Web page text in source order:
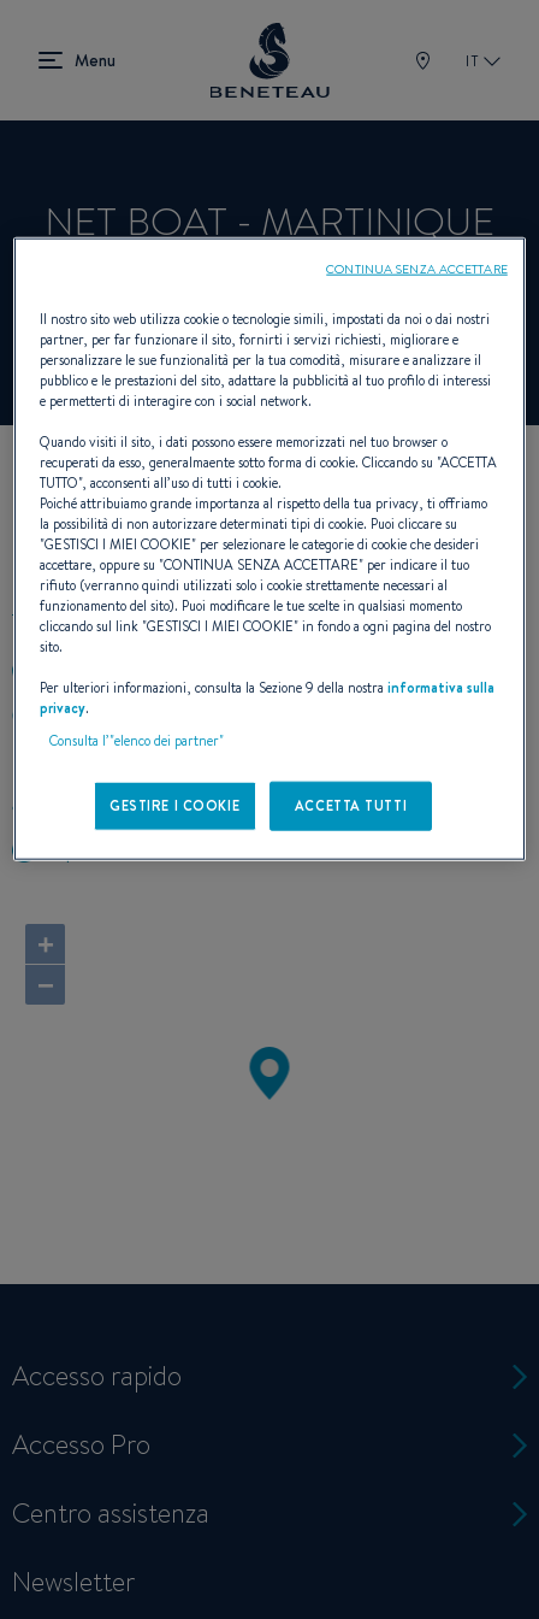
IT
NET BOAT - MARTINIQUE
Rivenditori Vela, First per BENETEAU
I NOSTRI DETTAGLI DI
CONTATTO
+596696225893
CAP FERRE - CHAMFLEURY LOT 3
97227 STE ANNE
Calcolare l'itinerario
+
−
Accesso rapido
Accesso Pro
Centro assistenza
Newsletter
Il nostro sito web utilizza cookie o tecnologie simili, impostati da noi o dai nostri
partner, per far funzionare il sito, fornirti i servizi richiesti, migliorare e
personalizzare le sue funzionalità per la tua comodità, misurare e analizzare il
pubblico e le prestazioni del sito, adattare la pubblicità al tuo profilo di interessi
e permetterti di interagire con i social network.
Quando visiti il sito, i dati possono essere memorizzati nel tuo browser o
recuperati da esso, generalmaente sotto forma di cookie. Cliccando su "ACCETTA
TUTTO", acconsenti all’uso di tutti i cookie.
Poiché attribuiamo grande importanza al rispetto della tua privacy, ti offriamo
la possibilità di non autorizzare determinati tipi di cookie. Puoi cliccare su
"GESTISCI I MIEI COOKIE" per selezionare le categorie di cookie che desideri
accettare, oppure su "CONTINUA SENZA ACCETTARE" per indicare il tuo
rifiuto (verranno quindi utilizzati solo i cookie strettamente necessari al
funzionamento del sito). Puoi modificare le tue scelte in qualsiasi momento
cliccando sul link "GESTISCI I MIEI COOKIE" in fondo a ogni pagina del nostro
sito.
Per ulteriori informazioni, consulta la Sezione 9 della nostrainformativa sulla
privacy.
Consulta l’"elenco dei partner"
GESTIRE I COOKIE ACCETTA TUTTI
CONTINUA SENZA ACCETTARE